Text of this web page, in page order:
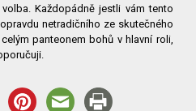
Každopádně jestli vám tento
netradičního ze skutečného
panteonem bohů v hlavní roli,